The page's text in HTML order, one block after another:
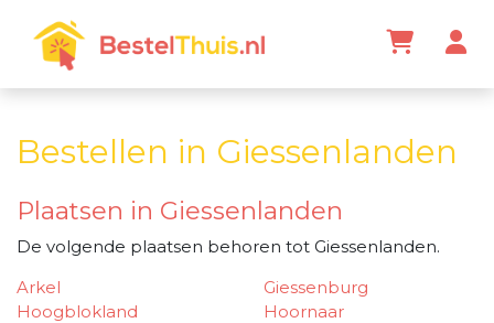
Bestellen in Giessenlanden
Plaatsen in Giessenlanden
De volgende plaatsen behoren tot Giessenlanden.
Arkel
Giessenburg
Hoogblokland
Hoornaar